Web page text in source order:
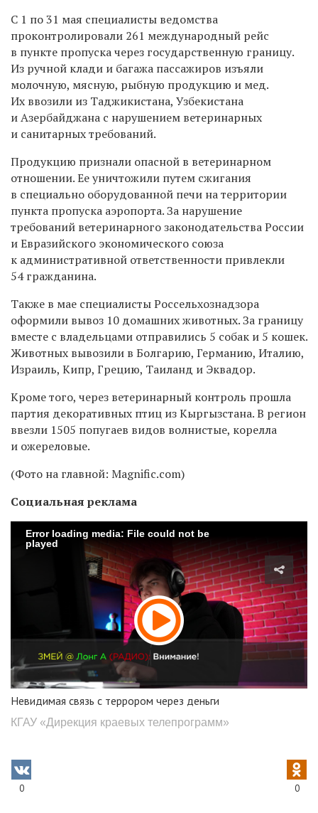
С 1 по 31 мая специалисты ведомства
проконтролировали 261 международный рейс
в пункте пропуска через государственную границу.
Из ручной клади и багажа пассажиров изъяли
молочную, мясную, рыбную продукцию и мед.
Их ввозили из Таджикистана, Узбекистана
и Азербайджана с нарушением ветеринарных
и санитарных требований.
Продукцию признали опасной в ветеринарном
отношении. Ее уничтожили путем сжигания
в специально оборудованной печи на территории
пункта пропуска аэропорта. За нарушение
требований ветеринарного законодательства России
и Евразийского экономического союза
к административной ответственности привлекли
54 гражданина.
Также в мае специалисты Россельхознадзора
оформили вывоз 10 домашних животных. За границу
вместе с владельцами отправились 5 собак и 5 кошек.
Животных вывозили в Болгарию, Германию, Италию,
Израиль, Кипр, Грецию, Таиланд и Эквадор.
Кроме того, через ветеринарный контроль прошла
партия декоративных птиц из Кыргызстана. В регион
ввезли 1505 попугаев видов волнистые, корелла
и ожереловые.
(Фото на главной: Magnific.com)
Социальная реклама
Error loading media: File could not be
played
Невидимая связь с террором через деньги
КГАУ «Дирекция краевых телепрограмм»
0 0